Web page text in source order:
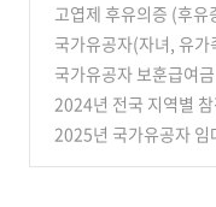
고엽제 후유의증 (후
수당 및 혜택 정리
(3)
국가유공자(자녀, 유
기관, 지원 대상 (0)
국가유공자 보훈급여
법, 포상금 (0)
2024년 전국 지역별
급액
(3)
2025년 국가유공자 임